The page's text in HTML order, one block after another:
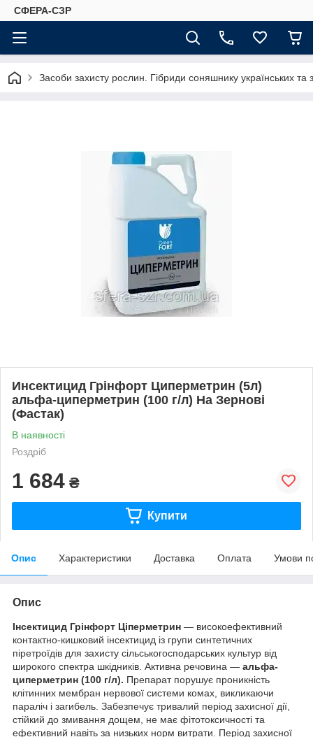
СФЕРА-СЗР
Засоби захисту рослин. Гібриди соняшнику українських та
Инсектицид Грінфорт Циперметрин (5л)
альфа-циперметрин (100 г/л) На Зернові
(Фастак)
В наявності
Роздріб
1 684 ₴
Купити
Опис Характеристики Доставка Оплата Умови
Опис
Інсектицид Грінфорт Ціперметрин — високоефективний
контактно-кишковий інсектицид із групи синтетичних
піретроїдів для захисту сільськогосподарських культур від
широкого спектра шкідників. Активна речовина — альфа-
циперметрин (100 г/л). Препарат порушує проникність
клітинних мембран нервової системи комах, викликаючи
параліч і загибель. Забезпечує тривалий період захисної дії,
стійкий до змивання дощем, не має фітотоксичності та
ефективний навіть за низьких норм витрати. Період захисної